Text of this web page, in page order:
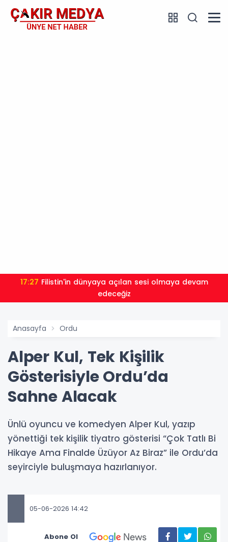
17:27
edeceğiz
Anasayfa Ordu
Alper Kul, Tek Kişilik
Gösterisiyle Ordu’da
Sahne Alacak
Ünlü oyuncu ve komedyen Alper Kul, yazıp
yönettiği tek kişilik tiyatro gösterisi “Çok Tatlı Bi
Hikaye Ama Finalde Üzüyor Az Biraz” ile Ordu’da
seyirciyle buluşmaya hazırlanıyor.
05-06-2026 14:42
Abone Ol